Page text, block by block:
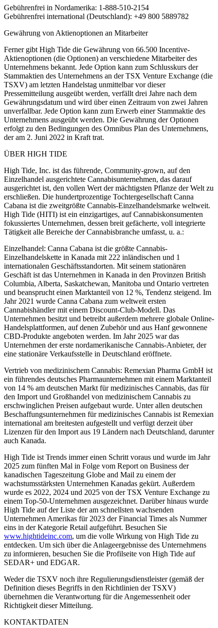
Gebührenfrei in Nordamerika: 1-888-510-2154
Gebührenfrei international (Deutschland): +49 800 5889782
Gewährung von Aktienoptionen an Mitarbeiter
Ferner gibt High Tide die Gewährung von 66.500 Incentive-
Aktienoptionen (die Optionen) an verschiedene Mitarbeiter des
Unternehmens bekannt. Jede Option kann zum Schlusskurs der
Stammaktien des Unternehmens an der TSX Venture Exchange (die
TSXV) am letzten Handelstag unmittelbar vor dieser
Pressemitteilung ausgeübt werden, verfällt drei Jahre nach dem
Gewährungsdatum und wird über einen Zeitraum von zwei Jahren
unverfallbar. Jede Option kann zum Erwerb einer Stammaktie des
Unternehmens ausgeübt werden. Die Gewährung der Optionen
erfolgt zu den Bedingungen des Omnibus Plan des Unternehmens,
der am 2. Juni 2022 in Kraft trat.
ÜBER HIGH TIDE
High Tide, Inc. ist das führende, Community-grown, auf den
Einzelhandel ausgerichtete Cannabisunternehmen, das darauf
ausgerichtet ist, den vollen Wert der mächtigsten Pflanze der Welt zu
erschließen. Die hundertprozentige Tochtergesellschaft Canna
Cabana ist die zweitgrößte Cannabis-Einzelhandelsmarke weltweit.
High Tide (HITI) ist ein einzigartiges, auf Cannabiskonsumenten
fokussiertes Unternehmen, dessen breit gefächerte, voll integrierte
Tätigkeit alle Bereiche der Cannabisbranche umfasst, u. a.:
Einzelhandel: Canna Cabana ist die größte Cannabis-
Einzelhandelskette in Kanada mit 222 inländischen und 1
internationalen Geschäftsstandorten. Mit seinem stationären
Geschäft ist das Unternehmen in Kanada in den Provinzen British
Columbia, Alberta, Saskatchewan, Manitoba und Ontario vertreten
und beansprucht einen Marktanteil von 12 %, Tendenz steigend. Im
Jahr 2021 wurde Canna Cabana zum weltweit ersten
Cannabishändler mit einem Discount-Club-Modell. Das
Unternehmen besitzt und betreibt außerdem mehrere globale Online-
Handelsplattformen, auf denen Zubehör und aus Hanf gewonnene
CBD-Produkte angeboten werden. Im Jahr 2025 war das
Unternehmen der erste nordamerikanische Cannabis-Anbieter, der
eine stationäre Verkaufsstelle in Deutschland eröffnete.
Vertrieb von medizinischem Cannabis: Remexian Pharma GmbH ist
ein führendes deutsches Pharmaunternehmen mit einem Marktanteil
von 14 % am deutschen Markt für medizinisches Cannabis, das für
den Import und Großhandel von medizinischem Cannabis zu
erschwinglichen Preisen aufgebaut wurde. Unter allen deutschen
Beschaffungsunternehmen für medizinisches Cannabis ist Remexian
international am breitesten aufgestellt und verfügt derzeit über
Lizenzen für den Import aus 19 Ländern nach Deutschland, darunter
auch Kanada.
High Tide ist Trends immer einen Schritt voraus und wurde im Jahr
2025 zum fünften Mal in Folge vom Report on Business der
kanadischen Tageszeitung Globe and Mail zu einem der
wachstumsstärksten Unternehmen Kanadas gekürt. Außerdem
wurde es 2022, 2024 und 2025 von der TSX Venture Exchange zu
einem Top-50-Unternehmen ausgezeichnet. Darüber hinaus wurde
High Tide auf der Liste der am schnellsten wachsenden
Unternehmen Amerikas für 2023 der Financial Times als Nummer
eins in der Kategorie Retail aufgeführt. Besuchen Sie
www.hightideinc.com, um die volle Wirkung von High Tide zu
entdecken. Um sich über die Anlageergebnisse des Unternehmens
zu informieren, besuchen Sie die Profilseite von High Tide auf
SEDAR+ und EDGAR.
Weder die TSXV noch ihre Regulierungsdienstleister (gemäß der
Definition dieses Begriffs in den Richtlinien der TSXV)
übernehmen die Verantwortung für die Angemessenheit oder
Richtigkeit dieser Mitteilung.
KONTAKTDATEN